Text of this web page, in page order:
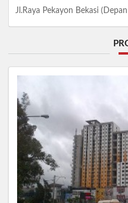
Jl.Raya Pekayon Bekasi